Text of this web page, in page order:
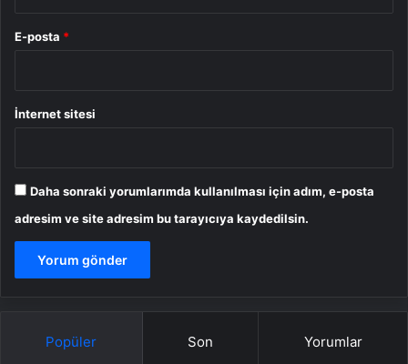
E-posta *
İnternet sitesi
Daha sonraki yorumlarımda kullanılması için adım, e-posta
adresim ve site adresim bu tarayıcıya kaydedilsin.
Popüler Son Yorumlar